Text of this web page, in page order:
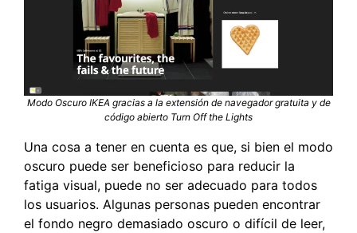
Modo Oscuro IKEA gracias a la extensión de navegador gratuita y de
código abierto Turn Off the Lights
Una cosa a tener en cuenta es que, si bien el modo
oscuro puede ser beneficioso para reducir la
fatiga visual, puede no ser adecuado para todos
los usuarios. Algunas personas pueden encontrar
el fondo negro demasiado oscuro o difícil de leer,